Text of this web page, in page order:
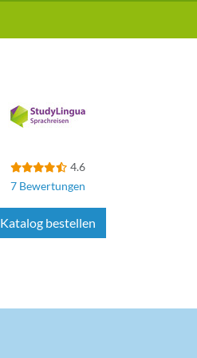
4.6
7 Bewertungen
Katalog bestellen